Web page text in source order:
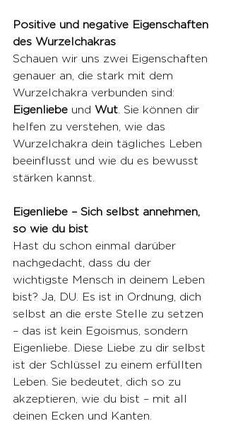
Positive und negative Eigenschaften
des Wurzelchakras
Schauen wir uns zwei Eigenschaften
genauer an, die stark mit dem
Wurzelchakra verbunden sind:
Eigenliebe und Wut . Sie können dir
helfen zu verstehen, wie das
Wurzelchakra dein tägliches Leben
beeinflusst und wie du es bewusst
stärken kannst.
Eigenliebe – Sich selbst annehmen,
so wie du bist
Hast du schon einmal darüber
nachgedacht, dass du der
wichtigste Mensch in deinem Leben
bist? Ja, DU. Es ist in Ordnung, dich
selbst an die erste Stelle zu setzen
– das ist kein Egoismus, sondern
Eigenliebe. Diese Liebe zu dir selbst
ist der Schlüssel zu einem erfüllten
Leben. Sie bedeutet, dich so zu
akzeptieren, wie du bist – mit all
deinen Ecken und Kanten.